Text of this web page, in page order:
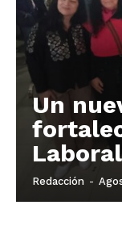
Un
Redacción -